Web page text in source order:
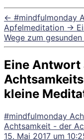
← #mindfulmonday
Apfelmeditation →
Wege zum
Eine Antwort
kleine
#mindfulmonday
Achtsamkeit - der
15. Mai 2017 um